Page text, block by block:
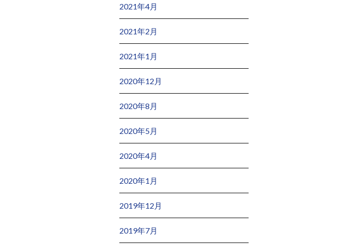
2021年4月
2021年2月
2021年1月
2020年12月
2020年8月
2020年5月
2020年4月
2020年1月
2019年12月
2019年7月